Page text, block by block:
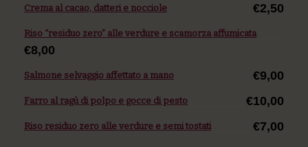
Crema al cacao, datteri e nocciole €2,50
Riso “residuo zero” alle verdure e scamorza affumicata
€8,00
Salmone selvaggio affettato a mano €9,00
Farro al ragù di polpo e gocce di pesto €10,00
Riso residuo zero alle verdure e semi tostati €7,00